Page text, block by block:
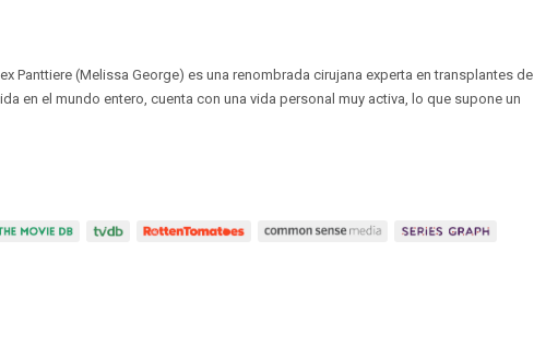
Panttiere (Melissa George) es una renombrada cirujana experta en transplantes de
en el mundo entero, cuenta con una vida personal muy activa, lo que supone un